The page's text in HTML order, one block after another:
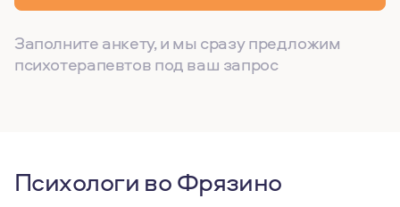
Заполните анкету, и мы сразу предложим
психотерапевтов под ваш запрос
Психологи во Фрязино